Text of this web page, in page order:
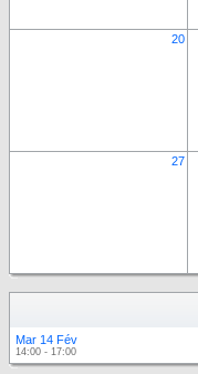
20
27
Mar 14 Fév
14:00 - 17:00